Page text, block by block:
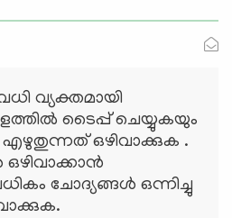
വ്യക്തമായി
ടൈപ്പ് ചെയ്യുകയും
എഴുതുന്നത് ഒഴിവാക്കുക .
ചോദ്യങ്ങള്‍ ഒന്നിച്ചു